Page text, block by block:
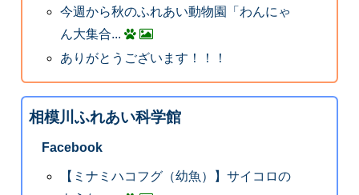
今週から秋のふれあい動物園「わんにゃ
ん大集合...
ありがとうございます！！！
相模川ふれあい科学館
Facebook
【ミナミハコフグ（幼魚）】サイコロの